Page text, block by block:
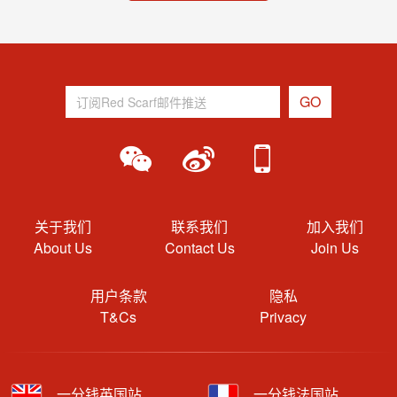
关于我们
About Us
联系我们
Contact Us
加入我们
Join Us
用户条款
T&Cs
隐私
Privacy